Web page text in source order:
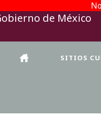
SITIOS